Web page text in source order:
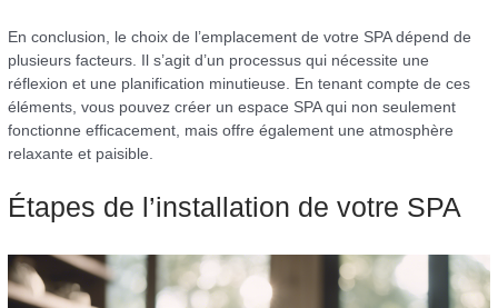
En conclusion, le choix de l’emplacement de votre SPA dépend de
plusieurs facteurs. Il s’agit d’un processus qui nécessite une
réflexion et une planification minutieuse. En tenant compte de ces
éléments, vous pouvez créer un espace SPA qui non seulement
fonctionne efficacement, mais offre également une atmosphère
relaxante et paisible.
Étapes de l’installation de votre SPA